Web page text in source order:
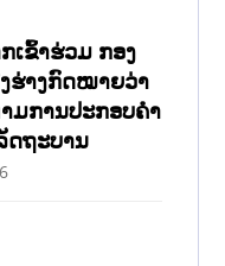
ເຂົ້າຮ່ວມ ກອງ
ຮ່າງກົດໝາຍວ່າ
ມການປະກອບຄຳ
ດຖະບານ